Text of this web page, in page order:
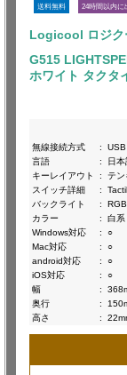
送料無料 24時間以内に
Logicool ロジク
G515
ホワイト タクタ
無線接続方式
:
言語
:
日
キーレイアウト
:
テン
スイッチ詳細
:
バックライト
:
RGB
カラー
:
白系
Windows対応
:
○
Mac対応
:
○
android対応
:
○
iOS対応
:
○
幅
:
奥行
:
高さ
: